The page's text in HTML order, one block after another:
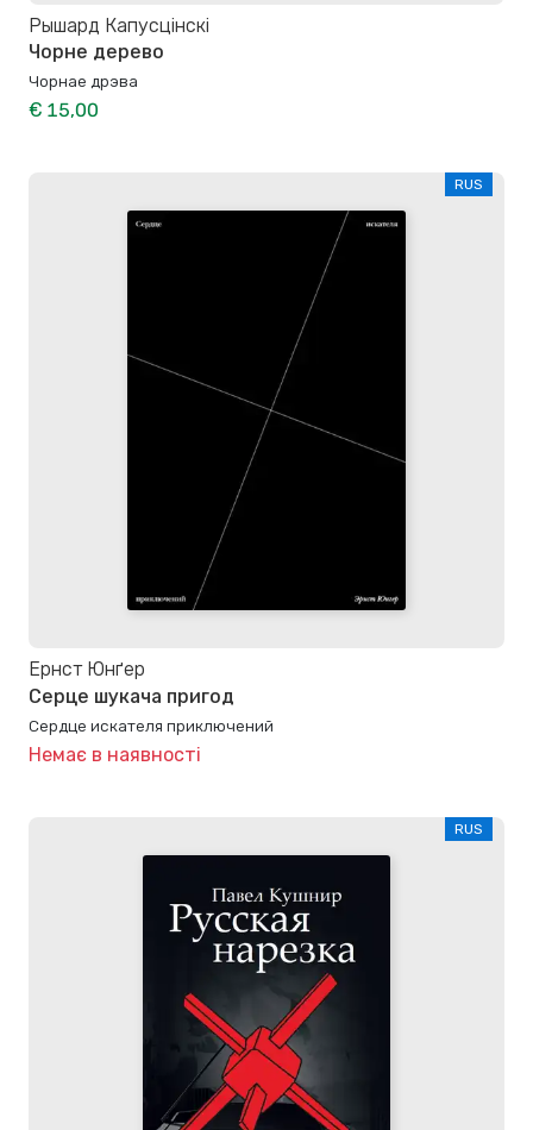
Рышард Капусцінскі
Чорне дерево
Чорнае дрэва
€ 15,00
RUS
Ернст Юнґер
Серце шукача пригод
Сердце искателя приключений
Немає в наявності
RUS